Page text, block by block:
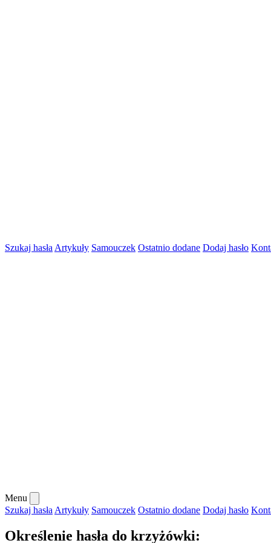
Szukaj hasła Artykuły Samouczek Ostatnio dodane Dodaj hasło
Menu
Szukaj hasła Artykuły Samouczek Ostatnio dodane Dodaj hasło
Określenie hasła do krzyżówki: